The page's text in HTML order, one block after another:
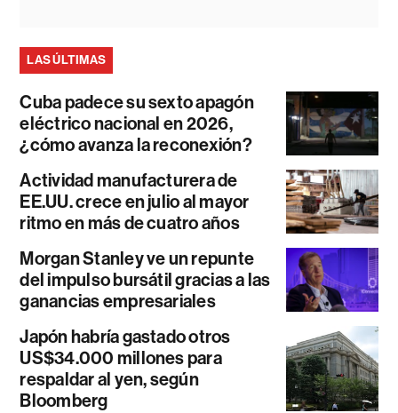
LAS ÚLTIMAS
Cuba padece su sexto apagón
eléctrico nacional en 2026,
¿cómo avanza la reconexión?
Actividad manufacturera de
EE.UU. crece en julio al mayor
ritmo en más de cuatro años
Morgan Stanley ve un repunte
del impulso bursátil gracias a las
ganancias empresariales
Japón habría gastado otros
US$34.000 millones para
respaldar al yen, según
Bloomberg